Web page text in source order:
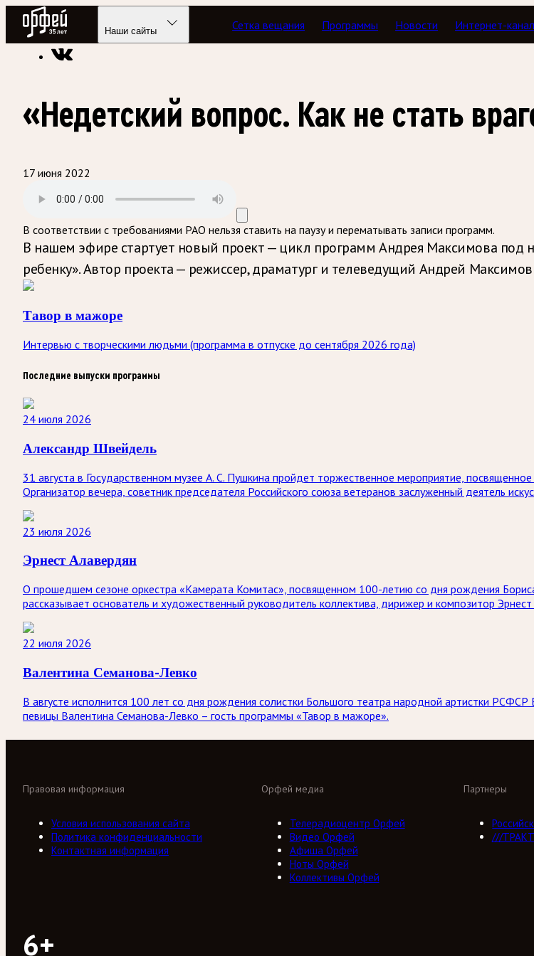
Радио Орфей
Наши сайты Сетка вещания Программы Новости Интернет-
Радио классической музыки «Орфей» Программы в эфире Тавор в мажоре
«Недетский вопрос. Как не стать
17 июня 2022
В соответствии с требованиями РАО нельзя ставить на паузу и перематывать записи программ.
В нашем эфире стартует новый проект — цикл программ Андрея Максимова под
ребенку». Автор проекта — режиссер, драматург и телеведущий Андрей
Тавор в мажоре
Интервью с творческими людьми (программа в отпуске до сентября 2026 года)
Последние выпуски программы
24 июля 2026
Александр Швейдель
31 августа в Государственном музее А. С. Пушкина пройдет торжественное мероприятие,
Организатор вечера, советник председателя Российского союза ветеранов заслуженный деятель
23 июля 2026
Эрнест Алавердян
О прошедшем сезоне оркестра «Камерата Комитас», посвященном 100-летию со дня рождения
рассказывает основатель и художественный руководитель коллектива, дирижер и композитор
22 июля 2026
Валентина Семанова-Левко
В августе исполнится 100 лет со дня рождения солистки Большого театра народной артистки
певицы Валентина Семанова-Левко – гость программы «Тавор в мажоре».
Орфей медиа
Телерадиоцентр Орфей
Видео Орфей
Афиша Орфей
Ноты Орфей
Коллективы Орфей
Партнеры
///ТРАКТ
Правовая информация
Условия использования сайта
Политика конфиденциальности
Контактная информация
6+